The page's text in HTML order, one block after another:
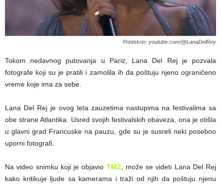
Printskrin: youtube.com/@LanaDelRey
Tokom nedavnog putovanja u Pariz, Lana Del Rej je pozvala
fotografe koji su je pratili i zamolila ih da poštuju njeno ograničeno
vreme koje ima za sebe.
Lana Del Rej je ovog leta zauzetima nastupima na festivalima sa
obe strane Atlantika. Usred svojih festivalskih obaveza, ona je otišla
u glavni grad Francuske na pauzu, gde su je susreli neki posebno
uporni fotografi.
Na video snimku koji je objavio TMZ , može se videti Lana Del Rej
kako kritikuje ljude sa kamerama i traži od njih da poštuju njenu